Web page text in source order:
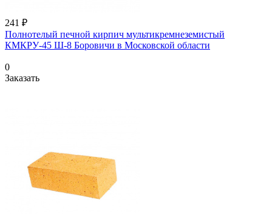
241 ₽
Полнотелый печной кирпич мультикремнеземистый
КМКРУ-45 Ш-8 Боровичи в Московской области
0
Заказать